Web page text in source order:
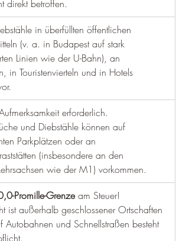
direkt betroffen.
in überfüllten öffentlichen
(v. a. in Budapest auf stark
Linien wie der U-Bahn), an
in Touristenvierteln und in Hotels
erforderlich.
und Diebstähle können auf
Parkplätzen oder an
(insbesondere an den
wie der M1) vorkommen.
Promille-Grenze am Steuer!
ist außerhalb geschlossener Ortschaften
Autobahnen und Schnellstraßen besteht